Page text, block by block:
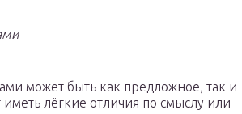
может быть как предложное, так и
лёгкие отличия по смыслу или